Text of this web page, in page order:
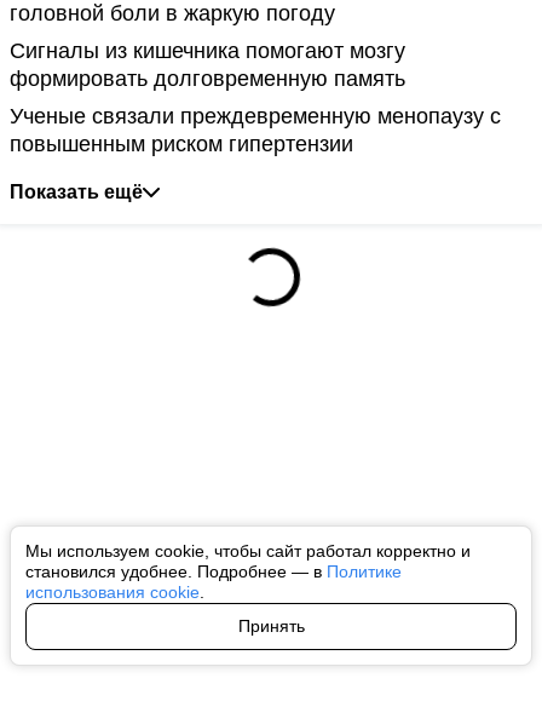
Мы используем cookie, чтобы сайт работал корректно и
становился удобнее. Подробнее — в Политике
использования cookie
Принять
головной боли в жаркую погоду
Сигналы из кишечника помогают мозгу
формировать долговременную память
Ученые связали преждевременную менопаузу с
повышенным риском гипертензии
Показать ещё